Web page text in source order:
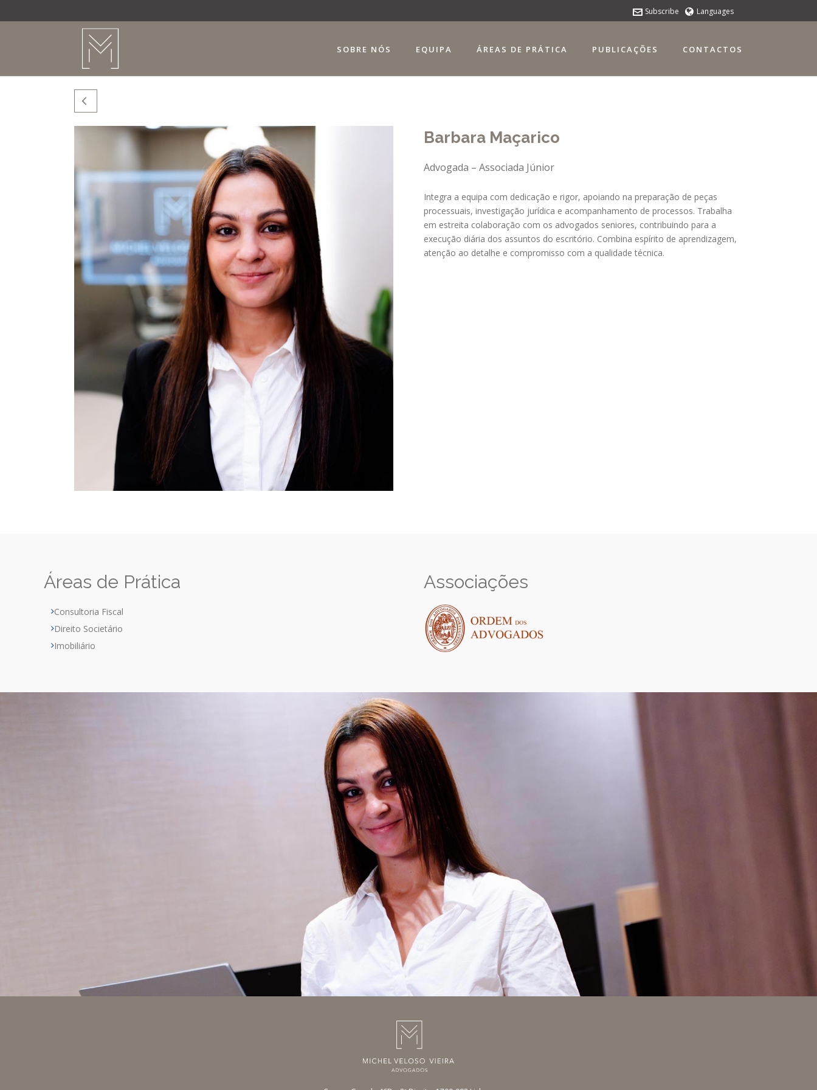
Languages
Subscribe
SOBRE NÓS EQUIPA ÁREAS DE PRÁTICA PUBLICAÇÕES CONTACTOS
Barbara Maçarico
Advogada – Associada Júnior
Integra a equipa com dedicação e rigor, apoiando na preparação de peças
processuais, investigação jurídica e acompanhamento de processos. Trabalha
em estreita colaboração com os advogados seniores, contribuindo para a
execução diária dos assuntos do escritório. Combina espírito de aprendizagem,
atenção ao detalhe e compromisso com a qualidade técnica.
Áreas de Prática
Consultoria Fiscal
Direito Societário
Imobiliário
Associações